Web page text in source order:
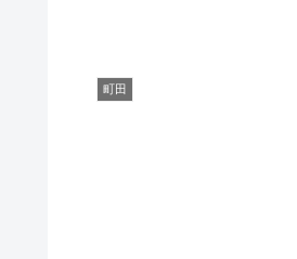
町田